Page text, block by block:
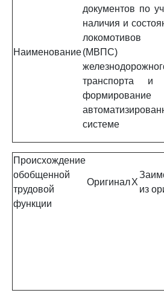
Наименование
документов по
наличия и
локомотивов
(МВПС)
транспорта и
системе
Происхождение
обобщенной
трудовой
функции
ОригиналX
из